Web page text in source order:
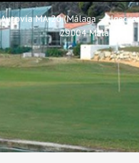
Autovía MA-20 (Málaga –
29004 Málaga